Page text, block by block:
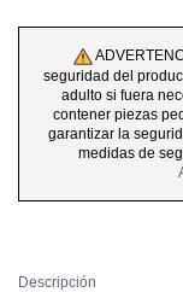
seguridad del
adulto si fuera
contener piezas
garantizar la
medidas de
Descripción